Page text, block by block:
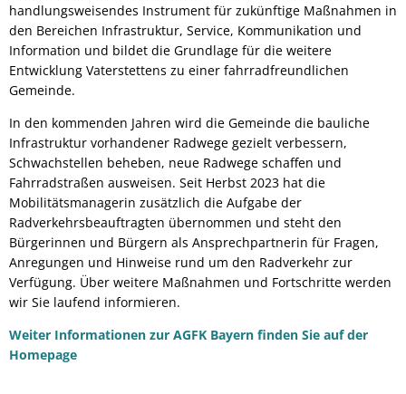
handlungsweisendes Instrument für zukünftige Maßnahmen in
den Bereichen Infrastruktur, Service, Kommunikation und
Information und bildet die Grundlage für die weitere
Entwicklung Vaterstettens zu einer fahrradfreundlichen
Gemeinde.
In den kommenden Jahren wird die Gemeinde die bauliche
Infrastruktur vorhandener Radwege gezielt verbessern,
Schwachstellen beheben, neue Radwege schaffen und
Fahrradstraßen ausweisen. Seit Herbst 2023 hat die
Mobilitätsmanagerin zusätzlich die Aufgabe der
Radverkehrsbeauftragten übernommen und steht den
Bürgerinnen und Bürgern als Ansprechpartnerin für Fragen,
Anregungen und Hinweise rund um den Radverkehr zur
Verfügung. Über weitere Maßnahmen und Fortschritte werden
wir Sie laufend informieren.
Weiter Informationen zur AGFK Bayern finden Sie auf der
Homepage